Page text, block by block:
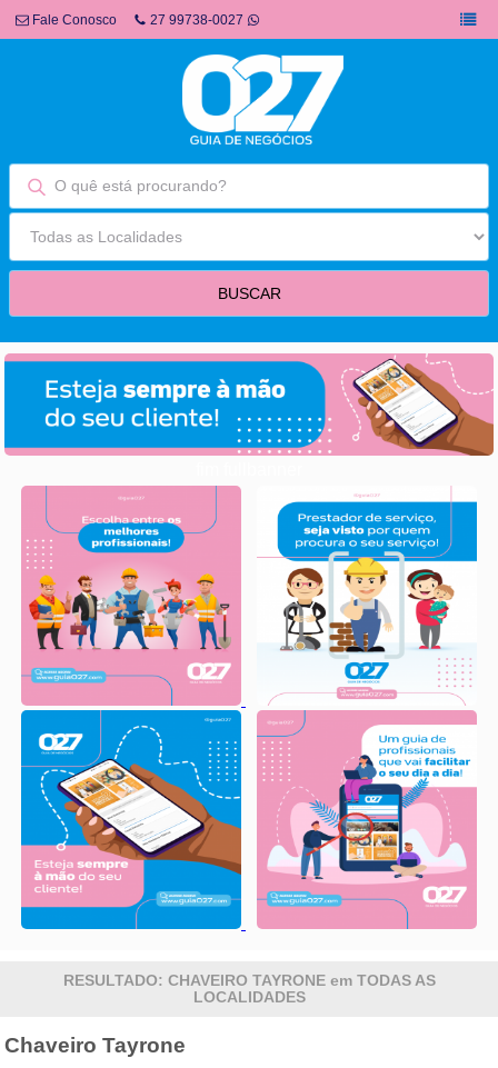
Fale Conosco 27 99738-0027
RESULTADO: CHAVEIRO TAYRONE em TODAS AS
LOCALIDADES
Chaveiro Tayrone